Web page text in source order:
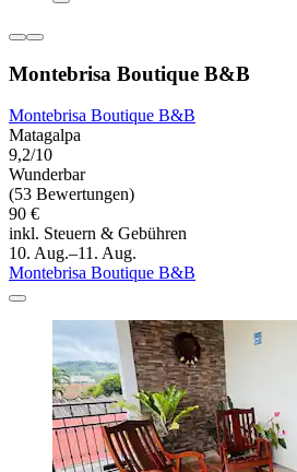
Montebrisa Boutique B&B
Montebrisa Boutique B&B
Matagalpa
9,2/10
Wunderbar
(53 Bewertungen)
90 €
inkl. Steuern & Gebühren
10. Aug.–11. Aug.
Montebrisa Boutique B&B